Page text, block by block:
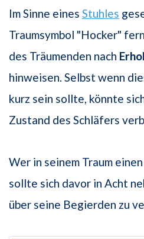
Im Sinne eines Stuhles
Traumsymbol "Hocker"
des Träumenden nach
hinweisen. Selbst wenn
kurz sein sollte, könnte
Zustand des Schläfers
Wer in seinem Traum einen
sollte sich davor in Acht
über seine Begierden zu